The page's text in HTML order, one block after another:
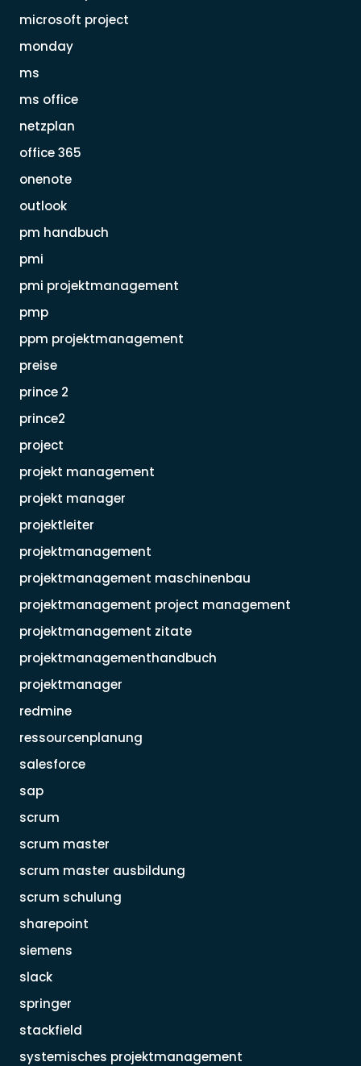
microsoft project
monday
ms
ms office
netzplan
office 365
onenote
outlook
pm handbuch
pmi
pmi projektmanagement
pmp
ppm projektmanagement
preise
prince 2
prince2
project
projekt management
projekt manager
projektleiter
projektmanagement
projektmanagement maschinenbau
projektmanagement project management
projektmanagement zitate
projektmanagementhandbuch
projektmanager
redmine
ressourcenplanung
salesforce
sap
scrum
scrum master
scrum master ausbildung
scrum schulung
sharepoint
siemens
slack
springer
stackfield
systemisches projektmanagement